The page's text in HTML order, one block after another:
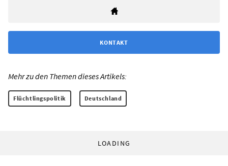
KONTAKT
Mehr zu den Themen dieses Artikels:
Flüchtlingspolitik Deutschland
LOADING